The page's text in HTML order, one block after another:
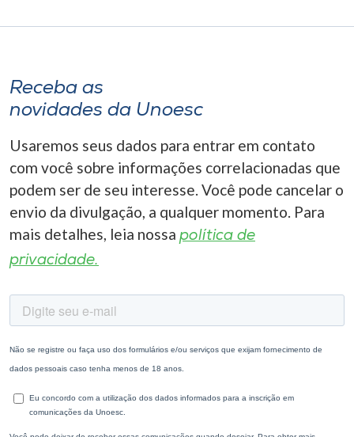
Receba as
novidades da Unoesc
Usaremos seus dados para entrar em contato
com você sobre informações correlacionadas que
podem ser de seu interesse. Você pode cancelar o
envio da divulgação, a qualquer momento. Para
mais detalhes, leia nossa política de
privacidade.